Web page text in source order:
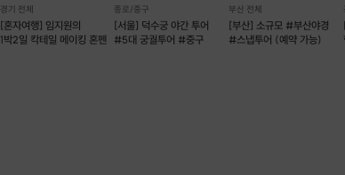
경기 전체
[혼자여행] 임지원의
1박2일 칵테일 메이킹 혼펜
종로/중구
[서울] 덕수궁 야간 투어
#5대 궁궐투어 #중구
부산 전체
[부산] 소규모 #부산야경
#스냅투어 (예약 가능)